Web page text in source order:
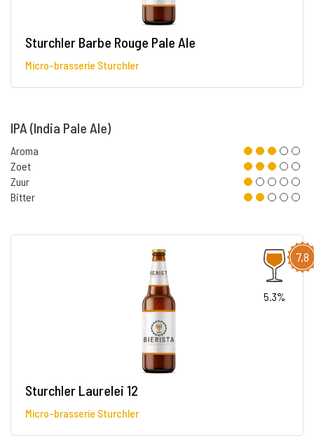
Sturchler Barbe Rouge Pale Ale
Micro-brasserie Sturchler
IPA (India Pale Ale)
Aroma
Zoet
Zuur
Bitter
7,8
5.3%
Sturchler Laurelei 12
Micro-brasserie Sturchler